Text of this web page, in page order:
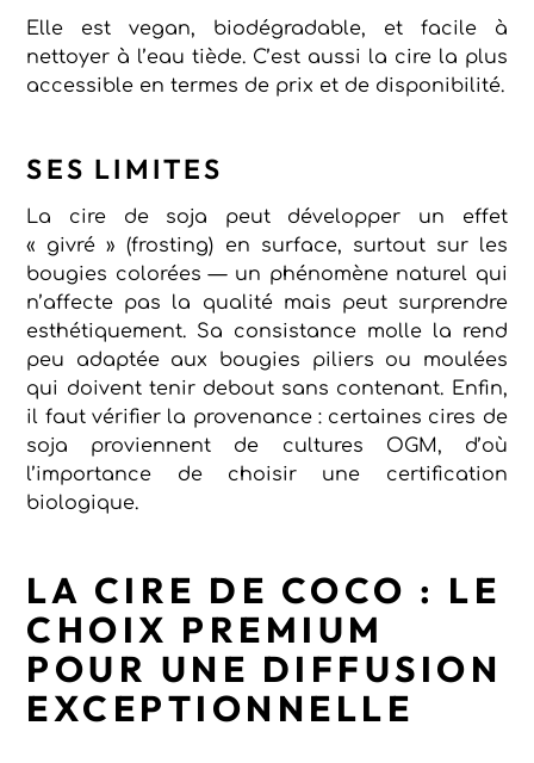
Elle est vegan, biodégradable, et facile à
nettoyer à l’eau tiède. C’est aussi la cire la plus
accessible en termes de prix et de disponibilité.
SES LIMITES
La cire de soja peut développer un effet
« givré » (frosting) en surface, surtout sur les
bougies colorées — un phénomène naturel qui
n’affecte pas la qualité mais peut surprendre
esthétiquement. Sa consistance molle la rend
peu adaptée aux bougies piliers ou moulées
qui doivent tenir debout sans contenant. Enfin,
il faut vérifier la provenance : certaines cires de
soja proviennent de cultures OGM, d’où
l’importance de choisir une certification
biologique.
LA CIRE DE COCO : LE
CHOIX PREMIUM
POUR UNE DIFFUSION
EXCEPTIONNELLE